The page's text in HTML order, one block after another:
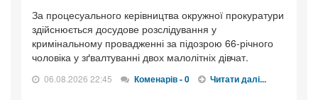
За процесуального керівництва окружної прокуратури
здійснюється досудове розслідування у
кримінальному провадженні за підозрою 66-річного
чоловіка у зґвалтуванні двох малолітніх дівчат.
06.08.2026 22:45 Коменарів - 0 Читати далі...